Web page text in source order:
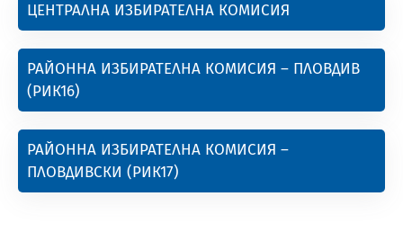
ЦЕНТРАЛНА ИЗБИРАТЕЛНА КОМИСИЯ
РАЙОННА ИЗБИРАТЕЛНА КОМИСИЯ – ПЛОВДИВ
(РИК16)
РАЙОННА ИЗБИРАТЕЛНА КОМИСИЯ –
ПЛОВДИВСКИ (РИК17)